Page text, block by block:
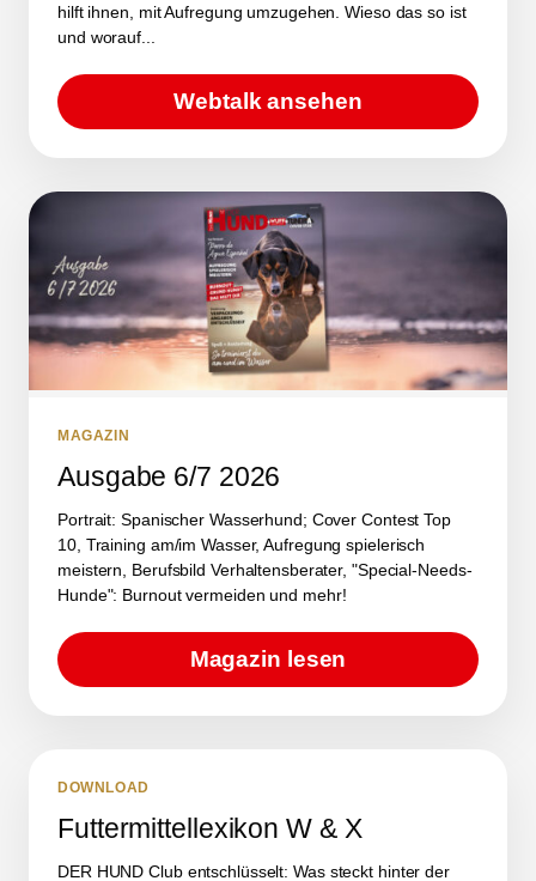
hilft ihnen, mit Aufregung umzugehen. Wieso das so ist
und worauf...
Webtalk ansehen
MAGAZIN
Ausgabe 6/7 2026
Portrait: Spanischer Wasserhund; Cover Contest Top
10, Training am/im Wasser, Aufregung spielerisch
meistern, Berufsbild Verhaltensberater, "Special-Needs-
Hunde": Burnout vermeiden und mehr!
Magazin lesen
DOWNLOAD
Futtermittellexikon W & X
DER HUND Club entschlüsselt: Was steckt hinter der